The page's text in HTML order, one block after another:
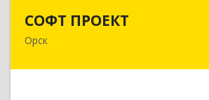
СОФТ ПРОЕКТ
Орск